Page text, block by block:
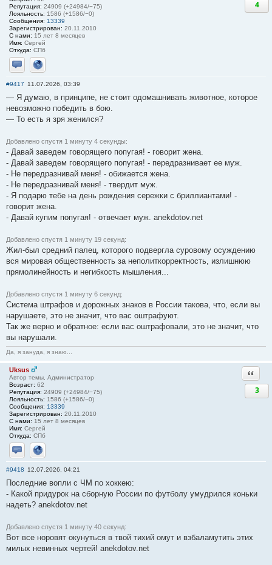
Репутация: 24909 (+24984/−75)
Лояльность: 1586 (+1586/−0)
Сообщения: 13339
Зарегистрирован: 20.11.2010
С нами: 15 лет 8 месяцев
Имя: Сергей
Откуда: СПб
Отправить личное сообщение
Сайт
4
#9417 11.07.2026, 03:39
— Я думаю, в принципе, не стоит одомашнивать животное, которое
невозможно победить в бою.
— То есть я зря женился?
Добавлено спустя 1 минуту 4 секунды:
- Давай заведем говорящего попугая! - говорит жена.
- Давай заведем говорящего попугая! - передразнивает ее муж.
- Не передразнивай меня! - обижается жена.
- Не передразнивай меня! - твердит муж.
- Я подарю тебе на день рождения сережки с бриллиантами! -
говорит жена.
- Давай купим попугая! - отвечает муж. anekdotov.net
Добавлено спустя 1 минуту 19 секунд:
Жил-был средний палец, которого подвергла суровому осуждению
вся мировая общественность за неполиткорректность, излишнюю
прямолинейность и негибкость мышления...
Добавлено спустя 1 минуту 6 секунд:
Система штрафов и дорожных знаков в России такова, что, если вы
нарушаете, это не значит, что вас оштрафуют.
Так же верно и обратное: если вас оштрафовали, это не значит, что
вы нарушали.
Да, я зануда, я знаю...
Uksus
Автор темы, Администратор
Возраст: 62
Репутация: 24909 (+24984/−75)
Лояльность: 1586 (+1586/−0)
Сообщения: 13339
Зарегистрирован: 20.11.2010
С нами: 15 лет 8 месяцев
Имя: Сергей
Откуда: СПб
Отправить личное сообщение
Сайт
3
#9418 12.07.2026, 04:21
Последние вопли с ЧМ по хоккею:
- Какой придурок на сборную России по футболу умудрился коньки
надеть? anekdotov.net
Добавлено спустя 1 минуту 40 секунд:
Вот все норовят окунуться в твой тихий омут и взбаламутить этих
милых невинных чертей! anekdotov.net